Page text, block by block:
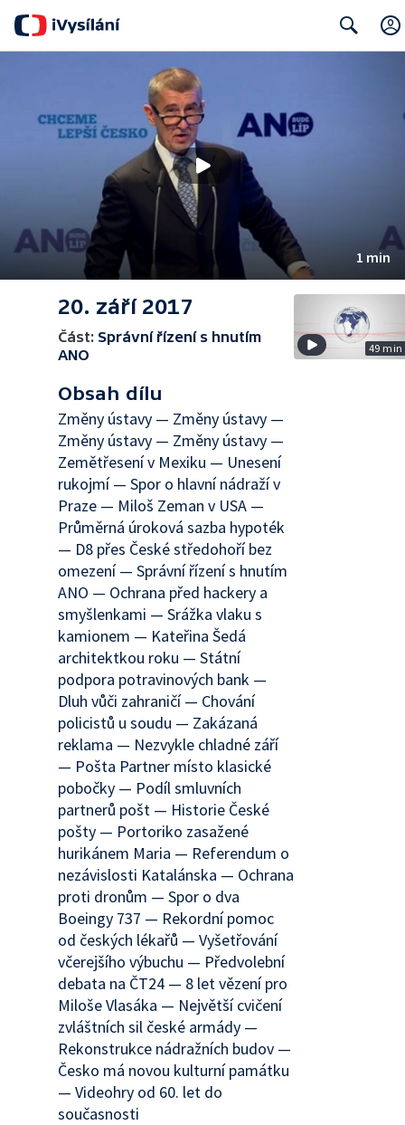
1 min
20. září 2017
Část: Správní řízení s hnutím
ANO
Obsah dílu
Změny ústavy — Změny ústavy —
Změny ústavy — Změny ústavy —
Zemětřesení v Mexiku — Unesení
rukojmí — Spor o hlavní nádraží v
Praze — Miloš Zeman v USA —
Průměrná úroková sazba hypoték
— D8 přes České středohoří bez
omezení — Správní řízení s hnutím
ANO — Ochrana před hackery a
smyšlenkami — Srážka vlaku s
kamionem — Kateřina Šedá
architektkou roku — Státní
podpora potravinových bank —
Dluh vůči zahraničí — Chování
policistů u soudu — Zakázaná
reklama — Nezvykle chladné září
— Pošta Partner místo klasické
pobočky — Podíl smluvních
partnerů pošt — Historie České
pošty — Portoriko zasažené
hurikánem Maria — Referendum o
nezávislosti Katalánska — Ochrana
proti dronům — Spor o dva
Boeingy 737 — Rekordní pomoc
od českých lékařů — Vyšetřování
včerejšího výbuchu — Předvolební
debata na ČT24 — 8 let vězení pro
Miloše Vlasáka — Největší cvičení
zvláštních sil české armády —
Rekonstrukce nádražních budov —
Česko má novou kulturní památku
— Videohry od 60. let do
současnosti
49 min